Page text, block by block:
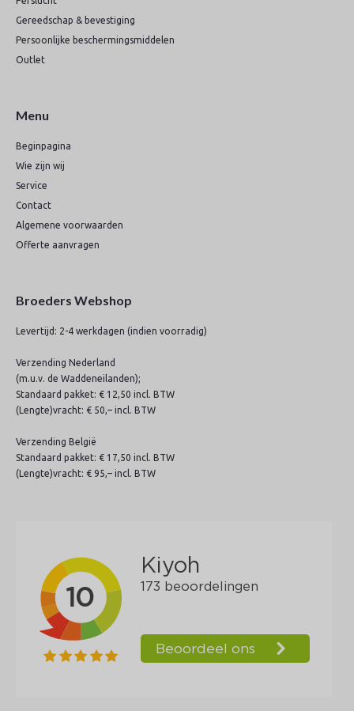
Gereedschap & bevestiging
Persoonlijke beschermingsmiddelen
Outlet
Menu
Beginpagina
Wie zijn wij
Service
Contact
Algemene voorwaarden
Offerte aanvragen
Broeders Webshop
Levertijd: 2-4 werkdagen (indien voorradig)
Verzending Nederland
(m.u.v. de Waddeneilanden);
Standaard pakket: € 12,50 incl. BTW
(Lengte)vracht: € 50,– incl. BTW
Verzending België
Standaard pakket: € 17,50 incl. BTW
(Lengte)vracht: € 95,– incl. BTW